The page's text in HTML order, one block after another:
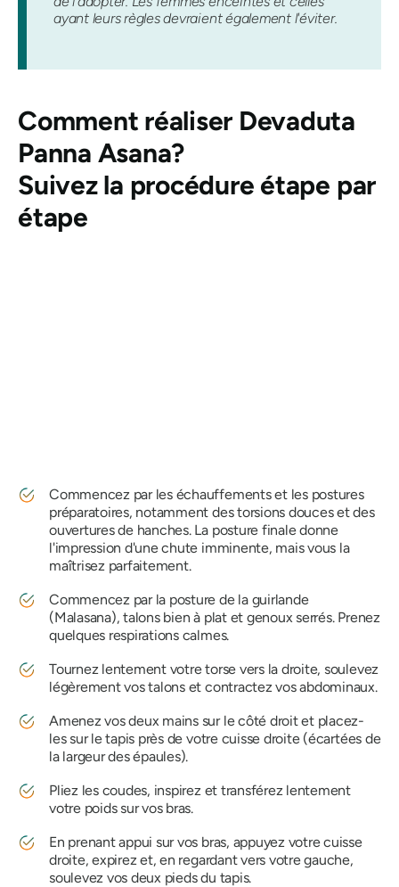
ayant leurs règles devraient également l'éviter.
Comment réaliser Devaduta
Panna Asana?
Suivez la procédure étape par
étape
Commencez par les échauffements et les postures
préparatoires, notamment des torsions douces et des
ouvertures de hanches. La posture finale donne
l'impression d'une chute imminente, mais vous la
maîtrisez parfaitement.
Commencez par la posture de la guirlande
(Malasana), talons bien à plat et genoux serrés. Prenez
quelques respirations calmes.
Tournez lentement votre torse vers la droite, soulevez
légèrement vos talons et contractez vos abdominaux.
Amenez vos deux mains sur le côté droit et placez-
les sur le tapis près de votre cuisse droite (écartées de
la largeur des épaules).
Pliez les coudes, inspirez et transférez lentement
votre poids sur vos bras.
En prenant appui sur vos bras, appuyez votre cuisse
droite, expirez et, en regardant vers votre gauche,
soulevez vos deux pieds du tapis.